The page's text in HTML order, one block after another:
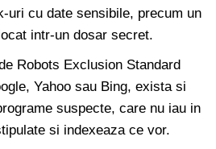
uri cu date sensibile, precum un
intr-un dosar secret.
Robots Exclusion Standard
Yahoo sau Bing, exista si
suspecte, care nu iau in
si indexeaza ce vor.